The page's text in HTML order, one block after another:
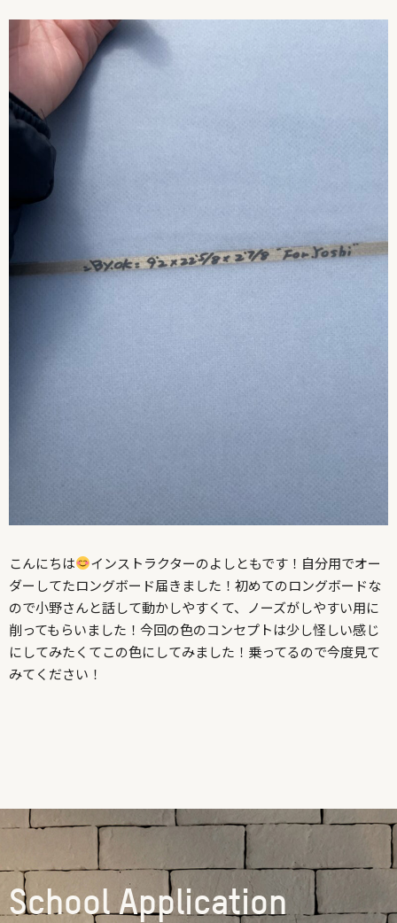
こんにちは
インストラクターのよしともです！自分用でオー
ダーしてたロングボード届きました！初めてのロングボードな
ので小野さんと話して動かしやすくて、ノーズがしやすい用に
削ってもらいました！今回の色のコンセプトは少し怪しい感じ
にしてみたくてこの色にしてみました！乗ってるので今度見て
みてください！
School Application